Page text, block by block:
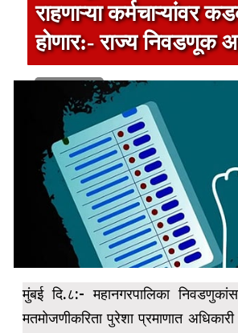
राहणाऱ्या कर्मचाऱ्यांवर
होणार:- राज्य निवडणूक
1 min read
मुंबई दि.८:- महानगरपालिका
मतमोजणीकरिता पुरेशा प्रमाणात अधिकारी